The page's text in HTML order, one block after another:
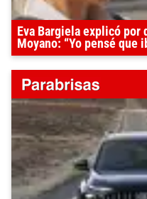
Eva Bargiela explicó por
Moyano: “Yo pensé que